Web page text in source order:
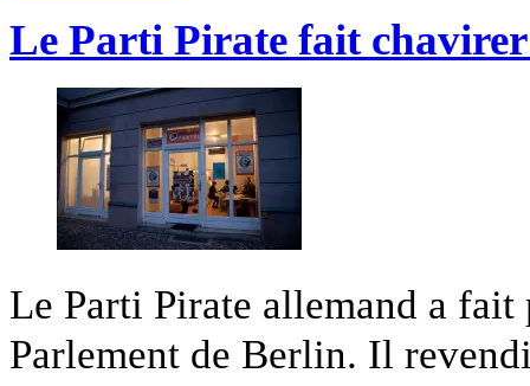
Le Parti Pirate fait
Le Parti Pirate allemand a
Parlement de Berlin. Il